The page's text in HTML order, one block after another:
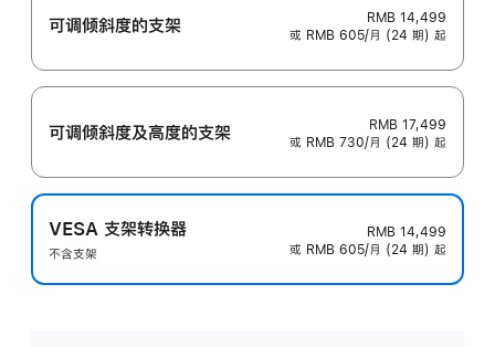
可调倾斜度的支架
RMB 14,499
或 RMB 605/月 (24 期) 起
可调倾斜度及高‍度的支‍架
RMB 17,499
或 RMB 730/月 (24 期) 起
VESA 支架转换器
不含支架
RMB 14,499
或 RMB 605/月 (24 期) 起